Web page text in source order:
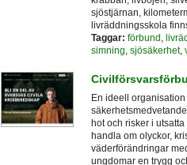
sjöstjärnan,
livräddningsskola
Taggar: förbund,
simning, sjösäkerhet,
En ideell
hot och risker i
handla om olyckor,
väderförändringar
ungdomar en trygg